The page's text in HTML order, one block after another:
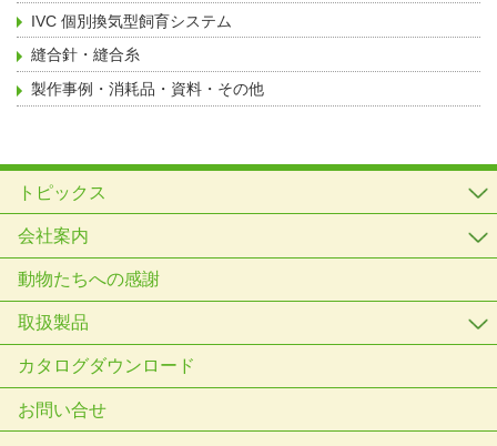
IVC 個別換気型飼育システム
縫合針・縫合糸
製作事例・消耗品・資料・その他
トピックス
会社案内
動物たちへの感謝
取扱製品
カタログダウンロード
お問い合せ